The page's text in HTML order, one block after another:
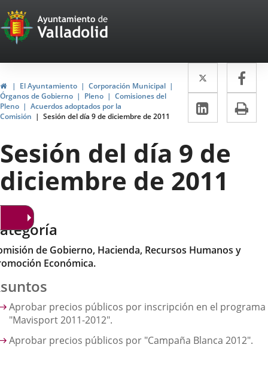
Portal
Web
del
Ayuntamiento
de
Valladolid
InicioEl Ayuntamiento
Corporación Municipal
Órganos de Gobierno
Pleno
Comisiones del
Pleno
Acuerdos adoptados por la
Comisión
Sesión del día 9 de diciembre de 2011
Twitter
Enlace
a
una
externa.
a
LinkedIn
Enlace
a
una
externa.
Sesión del día 9 de
diciembre de 2011
de Gobierno, Hacienda, Recursos Humanos y
Económica.
Aprobar precios públicos por inscripción en el programa
"Mavisport 2011-2012".
Aprobar precios públicos por "Campaña Blanca 2012".